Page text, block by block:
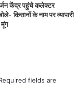
केंद्र पहुंचे कलेक्टर
किसानों के नाम पर व्यापारी
मूंग
fields are